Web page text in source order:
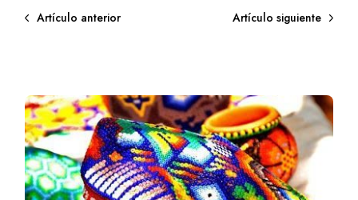
Artículo anterior Artículo siguiente